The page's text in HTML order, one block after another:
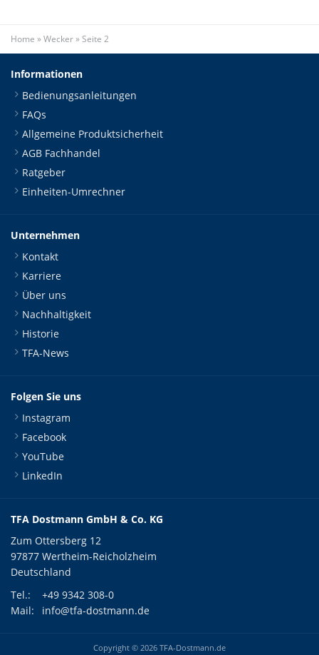
Home »Wecker»Seite 2
Informationen
Bedienungsanleitungen
FAQs
Allgemeine Produktsicherheit
AGB Fachhandel
Ratgeber
Einheiten-Umrechner
Unternehmen
Kontakt
Karriere
Über uns
Nachhaltigkeit
Historie
TFA-News
Folgen Sie uns
Instagram
Facebook
YouTube
LinkedIn
TFA Dostmann GmbH & Co. KG
Zum Ottersberg 12
97877 Wertheim-Reicholzheim
Deutschland
Tel.:
+49 9342 308-0
Mail:
info@tfa-dostmann.de
Copyright © 2026 TFA-Dostmann.de